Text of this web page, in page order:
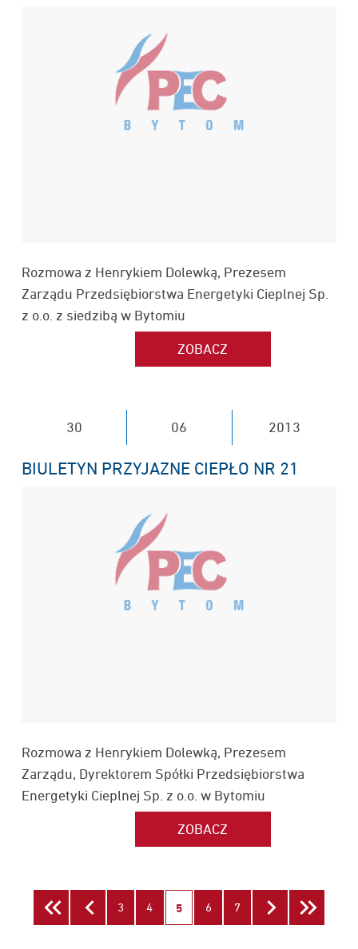
Rozmowa z Henrykiem Dolewką, Prezesem
Zarządu Przedsiębiorstwa Energetyki Cieplnej Sp.
z o.o. z siedzibą w Bytomiu
30 06 2013
BIULETYN PRZYJAZNE CIEPŁO NR 21
Rozmowa z Henrykiem Dolewką, Prezesem
Zarządu, Dyrektorem Spółki Przedsiębiorstwa
Energetyki Cieplnej Sp. z o.o. w Bytomiu
PierwszaPoprzedniastrona
3 strona
4 strona
5 strona
6 strona
7